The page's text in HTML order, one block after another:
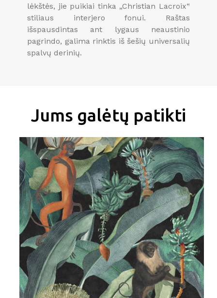
lėkštės, jie puikiai tinka „Christian Lacroix“
stiliaus interjero fonui. Raštas
išspausdintas ant lygaus neaustinio
pagrindo, galima rinktis iš šešių universalių
spalvų derinių.
Jums galėtų patikti